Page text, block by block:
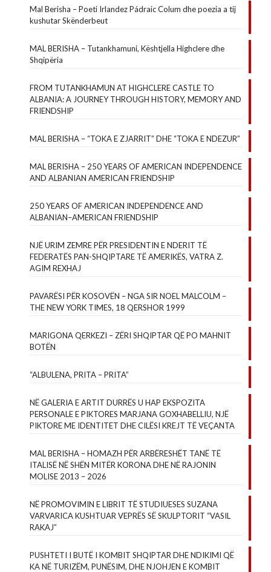
Mal Berisha – Poeti Irlandez Pádraic Colum dhe poezia a tij
kushutar Skënderbeut
MAL BERISHA – Tutankhamuni, Kështjella Highclere dhe
Shqipëria
FROM TUTANKHAMUN AT HIGHCLERE CASTLE TO
ALBANIA: A JOURNEY THROUGH HISTORY, MEMORY AND
FRIENDSHIP
MAL BERISHA – “TOKA E ZJARRIT” DHE “TOKA E NDEZUR”
MAL BERISHA – 250 YEARS OF AMERICAN INDEPENDENCE
AND ALBANIAN AMERICAN FRIENDSHIP
250 YEARS OF AMERICAN INDEPENDENCE AND
ALBANIAN–AMERICAN FRIENDSHIP
NJË URIM ZEMRE PËR PRESIDENTIN E NDERIT TË
FEDERATËS PAN-SHQIPTARE TË AMERIKËS, VATRA Z.
AGIM REXHAJ
PAVARËSI PËR KOSOVËN – NGA SIR NOEL MALCOLM –
THE NEW YORK TIMES, 18 QERSHOR 1999
MARIGONA QERKEZI – ZËRI SHQIPTAR QË PO MAHNIT
BOTËN
“ALBULENA, PRITA – PRITA”
NË GALERIA E ARTIT DURRËS U HAP EKSPOZITA
PERSONALE E PIKTORES MARJANA GOXHABELLIU, NJË
PIKTORE ME IDENTITET DHE CILËSI KREJT TË VEÇANTA
MAL BERISHA – HOMAZH PËR ARBËRESHËT TANË TË
ITALISË NË SHËN MITËR KORONA DHE NË RAJONIN
MOLISE 2013 – 2026
NË PROMOVIMIN E LIBRIT TË STUDIUESES SUZANA
VARVARICA KUSHTUAR VEPRËS SË SKULPTORIT “VASIL
RAKAJ”
PUSHTETI I BUTË I KOMBIT SHQIPTAR DHE NDIKIMI QË
KA NË TURIZËM, PUNËSIM, DHE NJOHJEN E KOMBIT